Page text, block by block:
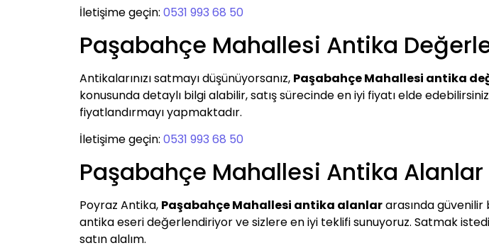
İletişime geçin: 0531 993 68 50
Paşabahçe Mahallesi Antika
Antikalarınızı satmayı düşünüyorsanız, Paşabahçe Mahallesi antika
konusunda detaylı bilgi alabilir, satış sürecinde en iyi fiyatı elde
fiyatlandırmayı yapmaktadır.
İletişime geçin: 0531 993 68 50
Paşabahçe Mahallesi Antika Alanlar
Poyraz Antika, Paşabahçe Mahallesi antika alanlararasında güvenilir
antika eseri değerlendiriyor ve sizlere en iyi teklifi sunuyoruz. Satmak
satın alalım.